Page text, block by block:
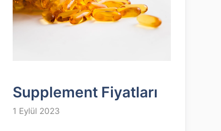
Supplement Fiyatları
1 Eylül 2023